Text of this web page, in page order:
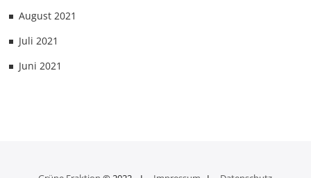
August 2021
Juli 2021
Juni 2021